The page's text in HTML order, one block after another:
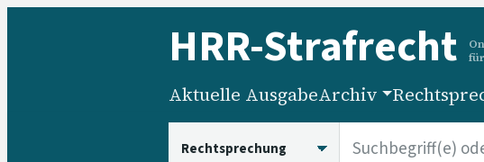
HRR-Strafrecht
Aktuelle AusgabeArchiv